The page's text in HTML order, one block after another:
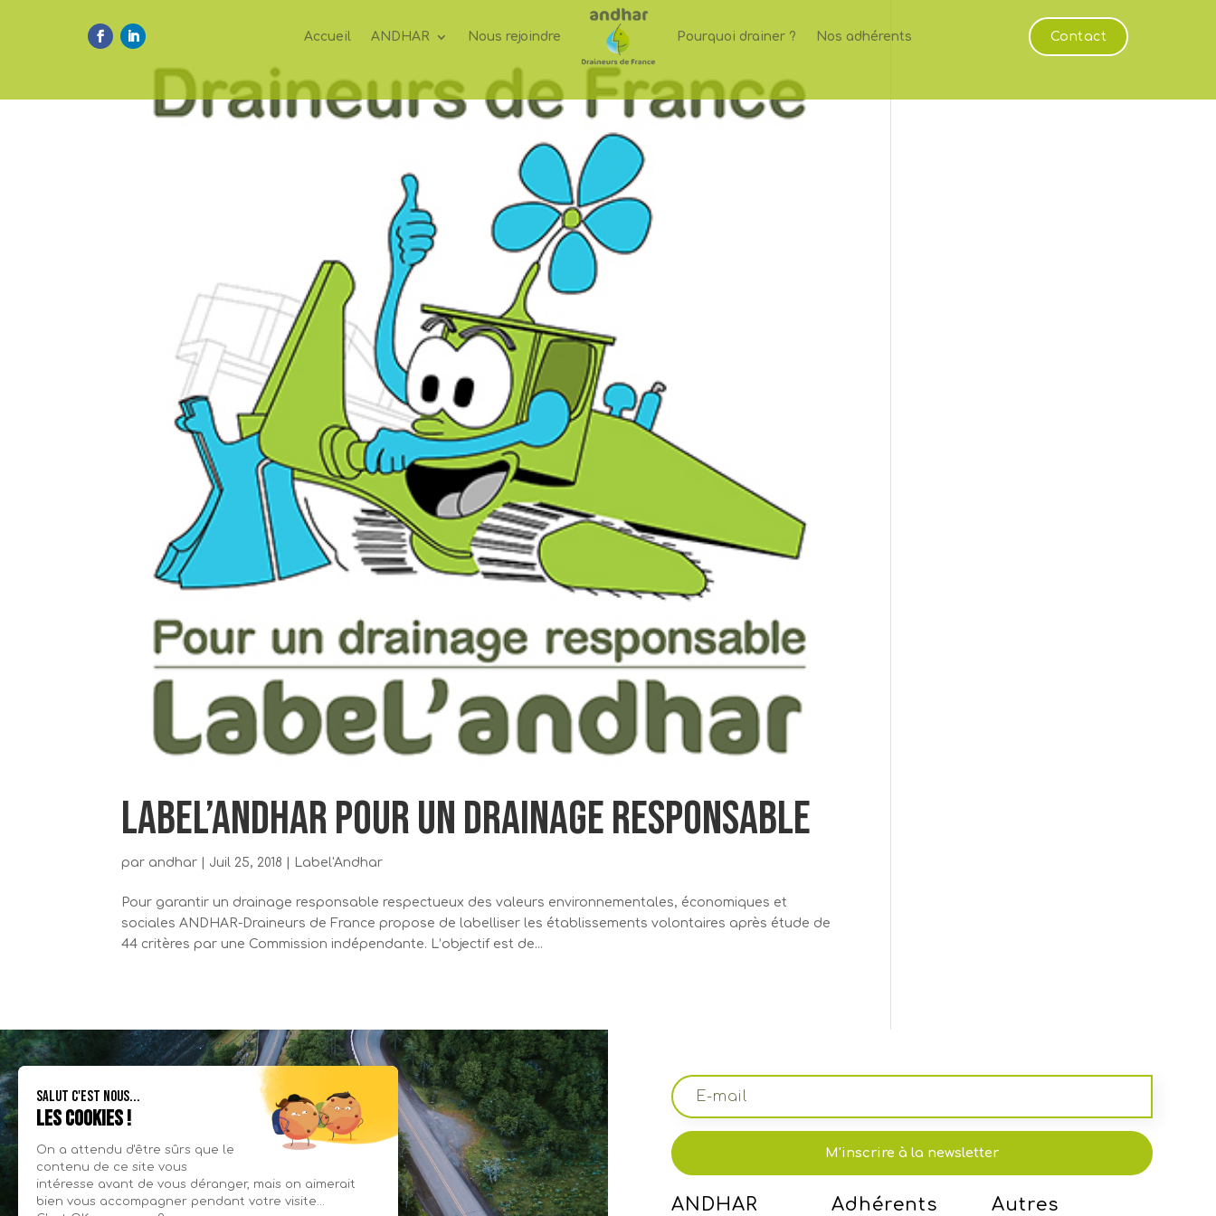
Accueil ANDHAR Nous rejoindre Pourquoi drainer ? Nos adhérents Contact
LABEL’ANDHAR pour un drainage responsable
par andhar Juil 25, 2018 Label'Andhar
Pour garantir un drainage responsable respectueux des valeurs environnementales, économiques et
sociales ANDHAR-Draineurs de France propose de labelliser les établissements volontaires après étude de
44 critères par une Commission indépendante. L’objectif est de...
M'inscrire à la newsletter
ANDHAR Adhérents Autres